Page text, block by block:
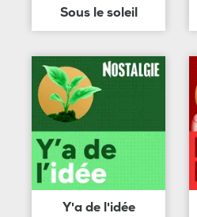
Sous le soleil
Y'a de l'idée